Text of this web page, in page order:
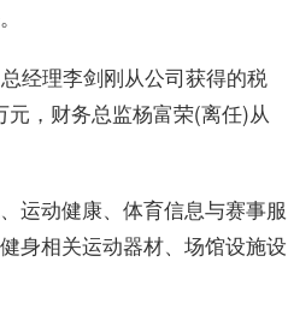
经理李剑刚从公司获得的税
，财务总监杨富荣(离任)从
运动健康、体育信息与赛事服
身相关运动器材、场馆设施设